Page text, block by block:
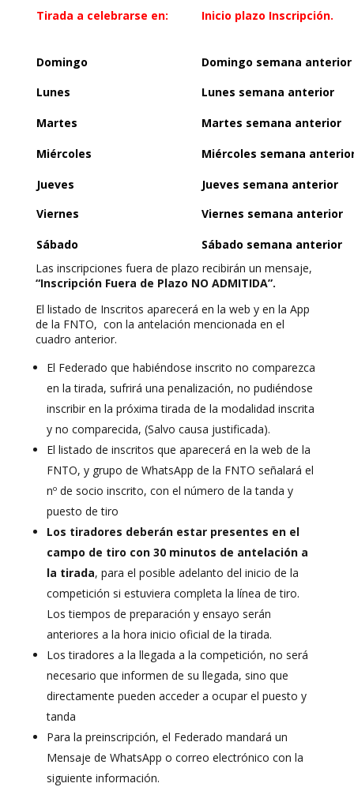
Tirada a celebrarse en: Inicio plazo Inscripción.
Domingo
Domingo semana anterior
Lunes
Lunes semana anterior
Martes Martes semana anterior
Miércoles Miércoles semana
Jueves
Jueves semana anterior
Viernes
Viernes semana anterior
Sábado
Sábado semana anterior
Las inscripciones fuera de plazo recibirán un mensaje,
“Inscripción Fuera de Plazo NO ADMITIDA”.
El listado de Inscritos aparecerá en la web y en la App
de la FNTO, con la antelación mencionada en el
cuadro anterior.
El Federado que habiéndose inscrito no comparezca
en la tirada, sufrirá una penalización, no pudiéndose
inscribir en la próxima tirada de la modalidad inscrita
y no comparecida, (Salvo causa justificada).
El listado de inscritos que aparecerá en la web de la
FNTO, y grupo de WhatsApp de la FNTO señalará el
nº de socio inscrito, con el número de la tanda y
puesto de tiro
Los tiradores deberán estar presentes en el
campo de tiro con 30 minutos de antelación a
la tirada, para el posible adelanto del inicio de la
competición si estuviera completa la línea de tiro.
Los tiempos de preparación y ensayo serán
anteriores a la hora inicio oficial de la tirada.
Los tiradores a la llegada a la competición, no será
necesario que informen de su llegada, sino que
directamente pueden acceder a ocupar el puesto y
tanda
Para la preinscripción, el Federado mandará un
Mensaje de WhatsApp o correo electrónico con la
siguiente información.